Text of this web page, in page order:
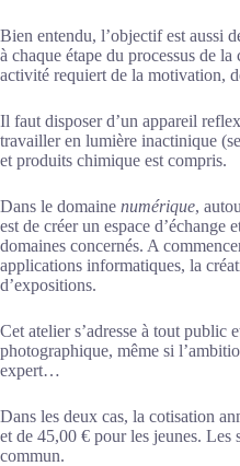
Bien entendu, l’objectif est aussi
à chaque étape du processus de
activité requiert de la motivation,
Il faut disposer d’un appareil
travailler en lumière inactinique
et produits chimique est compris.
Dans le domaine numérique,
est de créer un espace d’échange
domaines concernés. A
applications informatiques, la
d’expositions.
Cet atelier s’adresse à tout public
photographique, même si
expert…
Dans les deux cas, la cotisation
et de 45,00 € pour les jeunes. Les
commun.